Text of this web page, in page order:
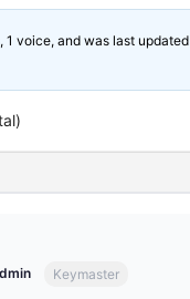
1 voice, and was last updated
Keymaster